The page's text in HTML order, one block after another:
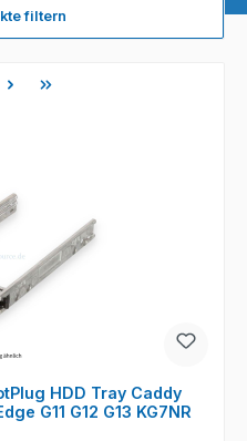
filtern
HDD Tray Caddy
G11 G12 G13 KG7NR